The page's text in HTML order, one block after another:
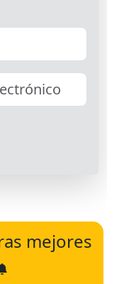
mejores